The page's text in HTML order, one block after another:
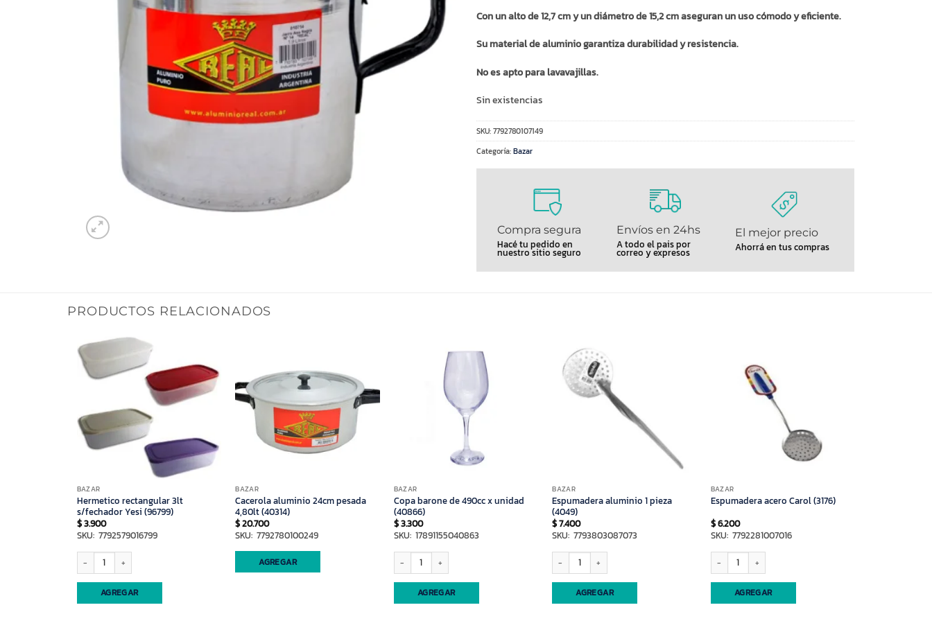
Con un alto de 12,7 cm y un diámetro de 15,2 cm aseguran un uso cómodo y eficiente.
Su material de aluminio garantiza durabilidad y resistencia.
No es apto para lavavajillas.
Sin existencias
SKU:7792780107149
Categoría:Bazar
Compra segura
Hacé tu pedido en
nuestro sitio seguro
Envíos en 24hs
A todo el pais por
correo y expresos
El mejor precio
Ahorrá en tus compras
PRODUCTOS RELACIONADOS
BAZAR
Hermetico rectangular 3lt
s/fechador Yesi (96799)
$3.900
SKU: 7792579016799
Hermetico rectangular 3lt s/fechador Yesi (96799) cantidad
AGREGAR
BAZAR
Cacerola aluminio 24cm pesada
4,80lt (40314)
$20.700
SKU: 7792780100249
AGREGAR
BAZAR
Copa barone de 490cc x unidad
(40866)
$3.300
SKU: 17891155040863
Copa barone de 490cc x unidad (40866) cantidad
AGREGAR
BAZAR
Espumadera aluminio 1 pieza
(4049)
$7.400
SKU: 7793803087073
Espumadera aluminio 1 pieza (4049) cantidad
AGREGAR
BAZAR
Espumadera acero Carol (3176)
$6.200
SKU: 7792281007016
Espumadera acero Carol (3176) cantidad
AGREGAR